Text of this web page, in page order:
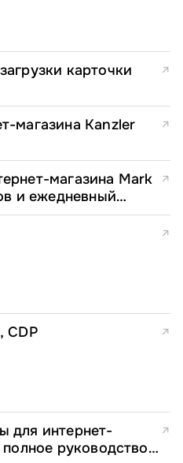
карточки
↗
магазина Kanzler
↗
магазина Mark
и ежедневный
↗
↗
CDP
↗
для интернет-
руководство
↗